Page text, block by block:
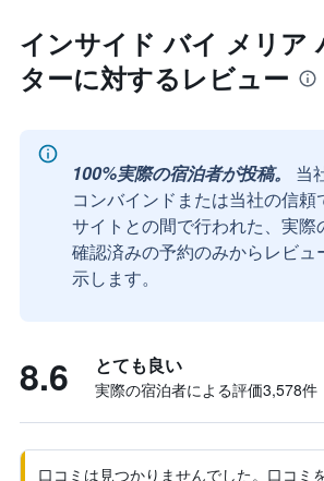
インサイド バイ メリア
ターに対するレビュー
100%実際の宿泊者が投稿。
当
コンバインドまたは当社の信頼
サイトとの間で行われた、実際
確認済みの予約のみからレビュ
示します。
8.6 とても良い
実際の宿泊者による評価3,578​件
口コミは見つかりませんでした。口コミ